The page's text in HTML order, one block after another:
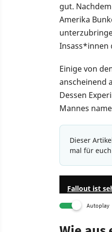
gut.
Amerika
Insass*innen
Einige von
anscheinend
Dessen
Mannes
Dieser
mal für
Fallout ist
Autoplay